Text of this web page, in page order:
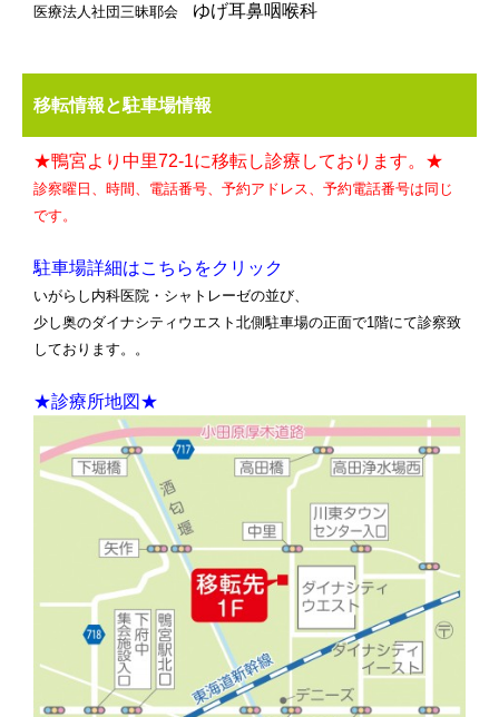
医療法人社団三昧耶会 ゆげ耳鼻咽喉科
移転情報と駐車場情報
★鴨宮より中里72-1に移転し診療しております。★
診察曜日、時間、電話番号、予約アドレス、予約電話番号は同じ
です。
駐車場詳細はこちらをクリック
いがらし内科医院・シャトレーゼの並び、
少し奥のダイナシティウエスト北側駐車場の正面で1階にて診察致
しております。。
★診療所地図★